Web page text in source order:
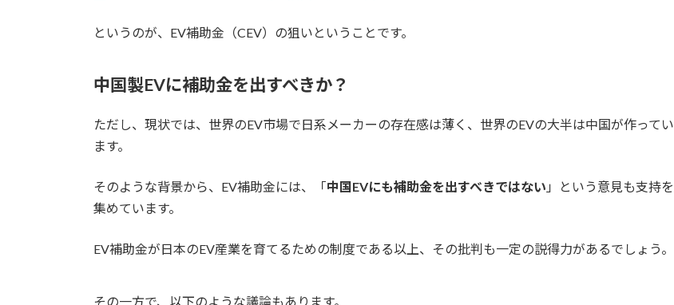
というのが、EV補助金（CEV）の狙いということです。
中国製EVに補助金を出すべきか？
ただし、現状では、世界のEV市場で日系メーカーの存在感は薄く、世界のEVの大半は中国が作ってい
ます。
そのような背景から、EV補助金には、「中国EVにも補助金を出すべきではない 」という意見も支持を
集めています。
EV補助金が日本のEV産業を育てるための制度である以上、その批判も一定の説得力があるでしょう。
その一方で、以下のような議論もあります。